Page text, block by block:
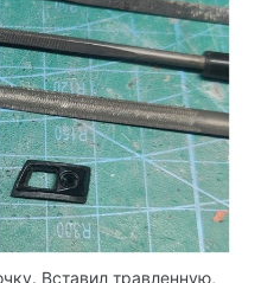
Вставил травленную,